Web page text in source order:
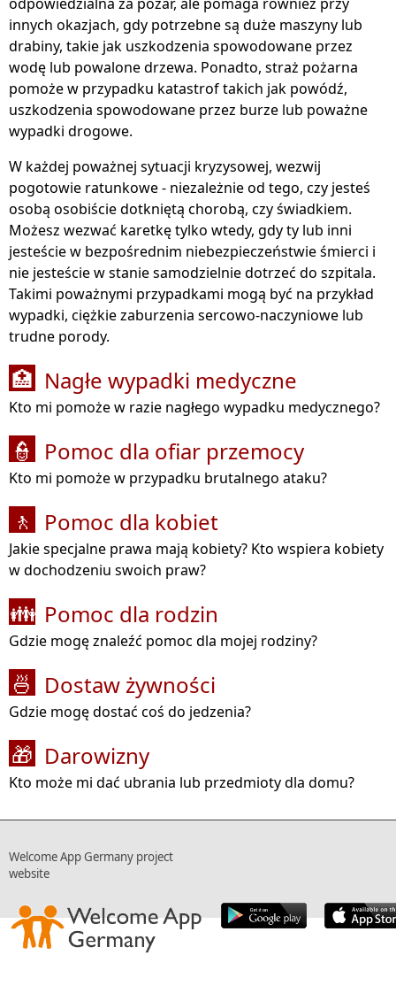
innych okazjach, gdy potrzebne są duże maszyny lub
drabiny, takie jak uszkodzenia spowodowane przez
wodę lub powalone drzewa. Ponadto, straż pożarna
pomoże w przypadku katastrof takich jak powódź,
uszkodzenia spowodowane przez burze lub poważne
wypadki drogowe.
W każdej poważnej sytuacji kryzysowej, wezwij
pogotowie ratunkowe - niezależnie od tego, czy jesteś
osobą osobiście dotkniętą chorobą, czy świadkiem.
Możesz wezwać karetkę tylko wtedy, gdy ty lub inni
jesteście w bezpośrednim niebezpieczeństwie śmierci i
nie jesteście w stanie samodzielnie dotrzeć do szpitala.
Takimi poważnymi przypadkami mogą być na przykład
wypadki, ciężkie zaburzenia sercowo-naczyniowe lub
trudne porody.
🏥 Nagłe wypadki medyczne
Kto mi pomoże w razie nagłego wypadku medycznego?
👮 Pomoc dla ofiar przemocy
Kto mi pomoże w przypadku brutalnego ataku?
🚶 Pomoc dla kobiet
Jakie specjalne prawa mają kobiety? Kto wspiera kobiety
w dochodzeniu swoich praw?
👪 Pomoc dla rodzin
Gdzie mogę znaleźć pomoc dla mojej rodziny?
🍜 Dostaw żywności
Gdzie mogę dostać coś do jedzenia?
🎁 Darowizny
Kto może mi dać ubrania lub przedmioty dla domu?
Welcome App Germany project
website